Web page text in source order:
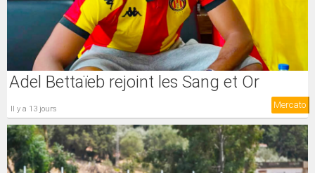
Adel Bettaïeb rejoint les Sang et Or
il y a 13 jours Mercato